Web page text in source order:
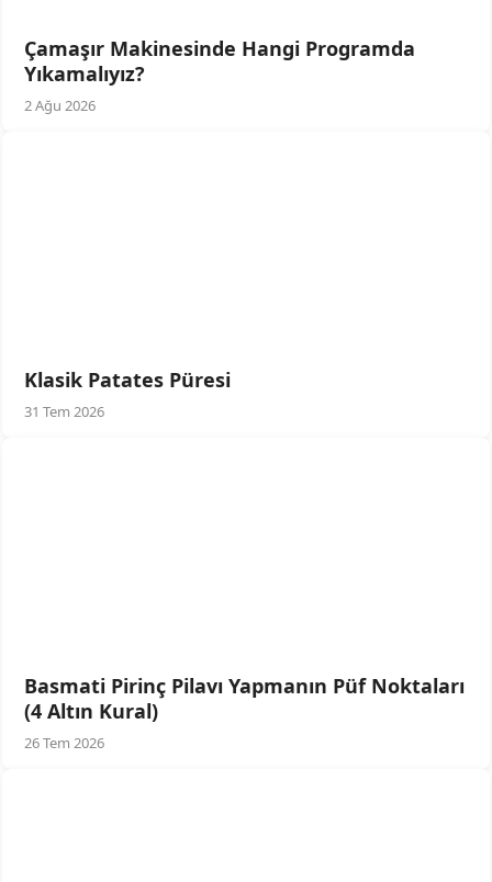
Çamaşır Makinesinde Hangi Programda
Yıkamalıyız?
2 Ağu 2026
Klasik Patates Püresi
31 Tem 2026
Basmati Pirinç Pilavı Yapmanın Püf Noktaları
(4 Altın Kural)
26 Tem 2026